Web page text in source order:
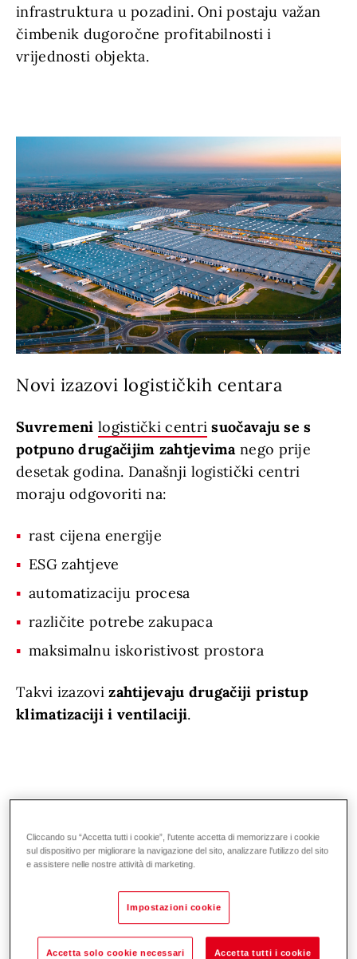
infrastruktura u pozadini. Oni postaju važan
čimbenik dugoročne profitabilnosti i
vrijednosti objekta.
Novi izazovi logističkih centara
Suvremeni logistički centri suočavaju se s
potpuno drugačijim zahtjevimanego prije
desetak godina. Današnji logistički centri
moraju odgovoriti na:
rast cijena energije
ESG zahtjeve
automatizaciju procesa
različite potrebe zakupaca
maksimalnu iskoristivost prostora
Takvi izazovizahtijevaju drugačiji pristup
klimatizaciji i ventilaciji.
logističke centre i skladišta:
ICS_sustavi_klimatizacije_za_logističke_centre_
brošura_HR (PDF)
Cliccando su “Accetta tutti i cookie”, l'utente accetta di memorizzare i cookie
sul dispositivo per migliorare la navigazione del sito, analizzare l'utilizzo del sito
e assistere nelle nostre attività di marketing.
Impostazioni cookie
Accetta solo cookie necessari Accetta tutti i cookie